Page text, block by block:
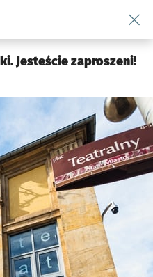
podserwis: Kultura
Jesteście zaproszeni!